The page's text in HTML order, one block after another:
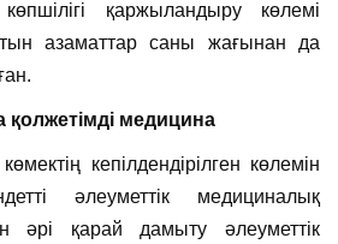
қаржыландыру көлемі
азаматтар саны жағынан да
қолжетімді медицина
кепілдендірілген көлемін
әлеуметтік медициналық
әрі қарай дамыту әлеуметтік